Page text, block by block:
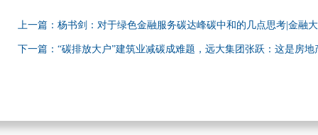
上一篇：杨书剑：对于绿色金融服务碳达峰碳中和的几点思考|金融
下一篇：“碳排放大户”建筑业减碳成难题，远大集团张跃：这是房地